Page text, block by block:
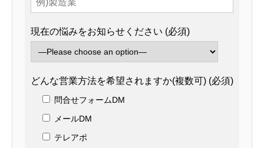
現在の悩みをお知らせください (必須)
どんな営業方法を希望されますか(複数可) (必須)
問合せフォームDM
メールDM
テレアポ